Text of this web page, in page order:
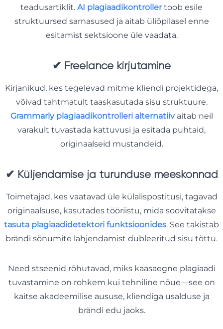
teadusartiklit. AI plagiaadikontrollertoob esile
struktuursed sarnasused ja aitab üliõpilasel enne
esitamist sektsioone üle vaadata.
✔ Freelance kirjutamine
Kirjanikud, kes tegelevad mitme kliendi projektidega,
võivad tahtmatult taaskasutada sisu struktuure.
Grammarly plagiaadikontrolleri alternatiivaitab neil
varakult tuvastada kattuvusi ja esitada puhtaid,
originaalseid mustandeid.
✔ Küljendamise ja turunduse meeskonnad
Toimetajad, kes vaatavad üle külalispostitusi, tagavad
originaalsuse, kasutades tööriistu, mida soovitatakse
tasuta plagiaadidetektori funktsioonides. See takistab
brändi sõnumite lahjendamist dubleeritud sisu tõttu.
Need stseenid rõhutavad, miks kaasaegne plagiaadi
tuvastamine on rohkem kui tehniline nõue—see on
kaitse akadeemilise aususe, kliendiga usalduse ja
brändi edu jaoks.